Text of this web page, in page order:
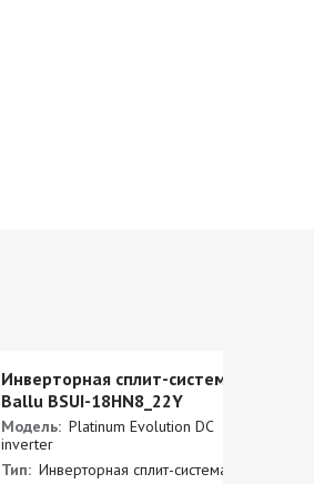
Инверторная сплит-система
Ballu BSUI-18HN8_22Y
Модель: Platinum Evolution DC
inverter
Тип: Инверторная сплит-система